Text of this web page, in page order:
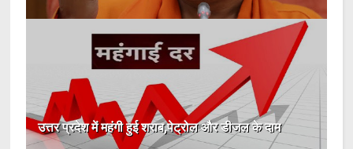
उत्तर प्रदेश में महंगी हुई शराब,पेट्रोल और डीजल के दाम